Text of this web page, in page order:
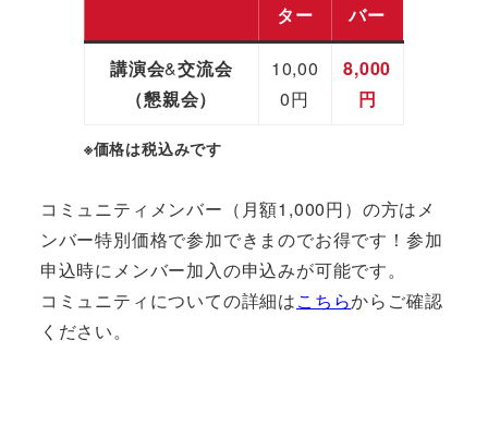
ター
バー
講演会&交流会
（懇親会）
10,00
0円
8,000
円
※価格は税込みです
コミュニティメンバー（月額1,000円）の方はメ
ンバー特別価格で参加できまのでお得です！参加
申込時にメンバー加入の申込みが可能です。
コミュニティについての詳細はこちらからご確認
ください。